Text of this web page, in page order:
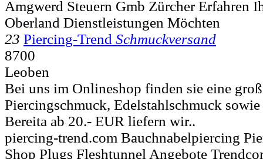
Amgwerd Steuern Gmb Zürcher Erfahren
Oberland Dienstleistungen Möchten
23 Piercing-Trend Schmuckversand
8700
Leoben
Bei uns im Onlineshop finden sie eine
Piercingschmuck, Edelstahlschmuck
Bereita ab 20.- EUR liefern wir..
piercing-trend.com Bauchnabelpiercing
Shop Plugs Fleshtunnel Angebote